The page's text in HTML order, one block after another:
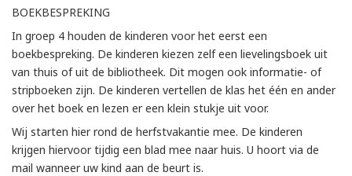
BOEKBESPREKING
In groep 4 houden de kinderen voor het eerst een
boekbespreking. De kinderen kiezen zelf een lievelingsboek uit
van thuis of uit de bibliotheek. Dit mogen ook informatie- of
stripboeken zijn. De kinderen vertellen de klas het één en ander
over het boek en lezen er een klein stukje uit voor.
Wij starten hier rond de herfstvakantie mee. De kinderen
krijgen hiervoor tijdig een blad mee naar huis. U hoort via de
mail wanneer uw kind aan de beurt is.